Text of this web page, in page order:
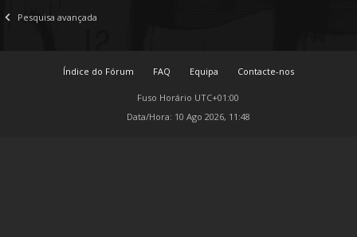
Pesquisa avançada
Índice do Fórum FAQ Equipa Contacte-nos
Fuso Horário UTC+01:00
Data/Hora: 10 Ago 2026, 11:48